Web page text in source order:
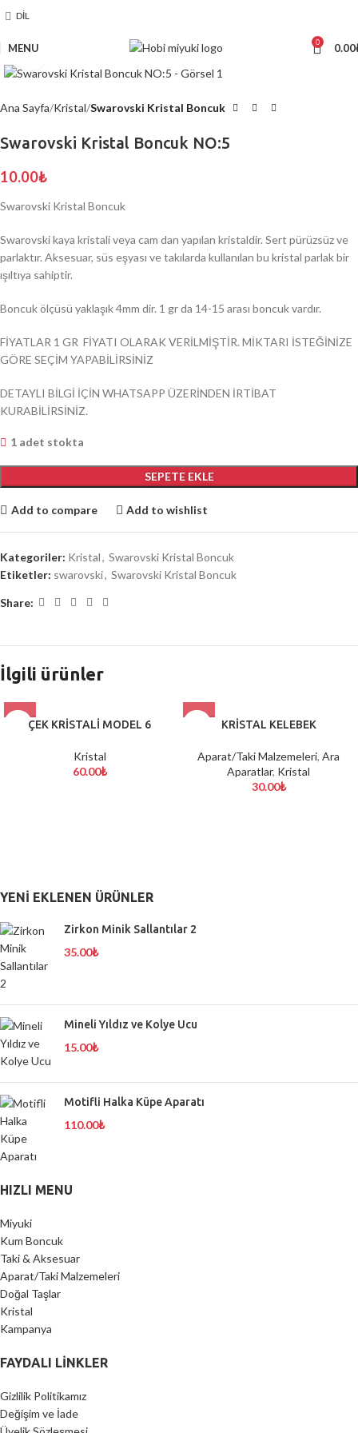
DIL
MENU 0 0.00
Ana Sayfa Kristal Swarovski Kristal Boncuk
Swarovski Kristal Boncuk NO:5
10.00₺
Swarovski Kristal Boncuk
Swarovski kaya kristali veya cam dan yapılan kristaldir. Sert pürüzsüz ve
parlaktır. Aksesuar, süs eşyası ve takılarda kullanılan bu kristal parlak bir
ışıltıya sahiptir.
Boncuk ölçüsü yaklaşık 4mm dir. 1 gr da 14-15 arası boncuk vardır.
FİYATLAR 1 GR FİYATI OLARAK VERİLMİŞTİR. MİKTARI İSTEĞİNİZE
GÖRE SEÇİM YAPABİLİRSİNİZ
DETAYLI BİLGİ İÇİN WHATSAPP ÜZERİNDEN İRTİBAT
KURABİLİRSİNİZ.
1 adet stokta
SEPETE EKLE
Add to compare Add to wishlist
Kategoriler: Kristal, Swarovski Kristal Boncuk
Etiketler: swarovski, Swarovski Kristal Boncuk
Share:
İlgili ürünler
ÇEK KRİSTALİ MODEL 6
Kristal
60.00₺
KRİSTAL KELEBEK
Aparat/Taki Malzemeleri, Ara
Aparatlar, Kristal
30.00₺
YENI EKLENEN ÜRÜNLER
Zirkon Minik Sallantılar 2
35.00₺
Mineli Yıldız ve Kolye Ucu
15.00₺
Motifli Halka Küpe Aparatı
110.00₺
HIZLI MENU
Miyuki
Kum Boncuk
Taki & Aksesuar
Aparat/Taki Malzemeleri
Doğal Taşlar
Kristal
Kampanya
FAYDALI LİNKLER
Gizlilik Politikamız
Değişim ve İade